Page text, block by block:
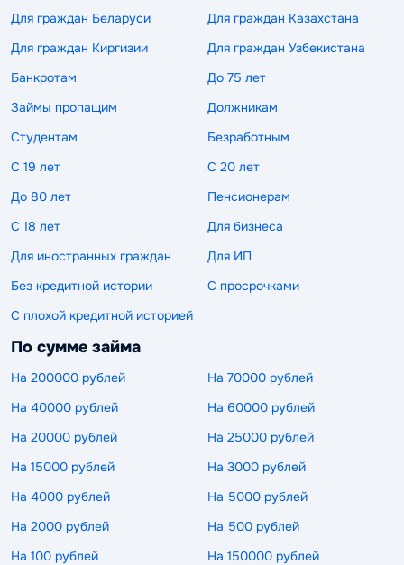
Для граждан Беларуси
Для граждан Казахстана
Для граждан Киргизии
Для граждан Узбекистана
Банкротам
До 75 лет
Займы пропащим
Должникам
Студентам
Безработным
С 19 лет
С 20 лет
До 80 лет
Пенсионерам
С 18 лет
Для бизнеса
Для иностранных граждан
Для ИП
Без кредитной истории
С просрочками
С плохой кредитной историей
По сумме займа
На 200000 рублей
На 70000 рублей
На 40000 рублей
На 60000 рублей
На 20000 рублей
На 25000 рублей
На 15000 рублей
На 3000 рублей
На 4000 рублей
На 5000 рублей
На 2000 рублей
На 500 рублей
На 100 рублей
На 150000 рублей